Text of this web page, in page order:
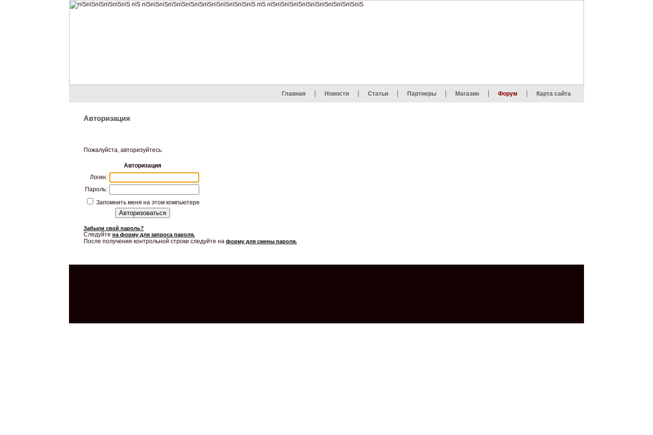
Главная Новости Статьи Партнеры Магазин Форум Карта сайта
Авторизация
Пожалуйста, авторизуйтесь:
Авторизация
Логин:
Пароль:
Запомнить меня на этом компьютере
Забыли свой пароль?
Следуйте на форму для запроса пароля.
После получения контрольной строки следуйте на форму для смены пароля.